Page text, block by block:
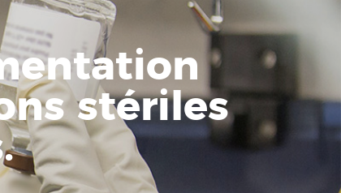
stériles